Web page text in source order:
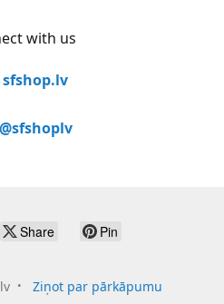
with us
sfshop.lv
@sfshoplv
Share Pin
Ziņot par pārkāpumu